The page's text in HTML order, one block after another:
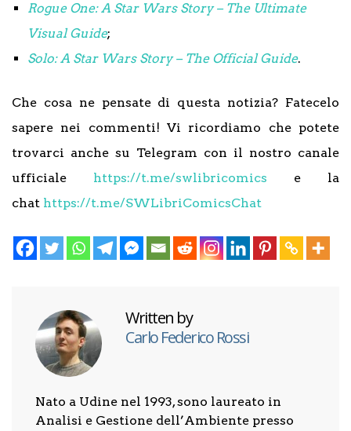
Rogue One: A Star Wars Story – The Ultimate
Visual Guide;
Solo: A Star Wars Story – The Official Guide.
Che cosa ne pensate di questa notizia? Fatecelo
sapere nei commenti! Vi ricordiamo che potete
trovarci anche su Telegram con il nostro canale
ufficiale https://t.me/swlibricomics e la
chat https://t.me/SWLibriComicsChat
Written by
Carlo Federico Rossi
Nato a Udine nel 1993, sono laureato in
Analisi e Gestione dell’Ambiente presso